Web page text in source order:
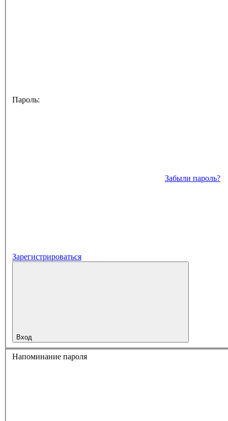
Пароль:
Забыли пароль?
Зарегистрироваться
Вход
Напоминание пароля